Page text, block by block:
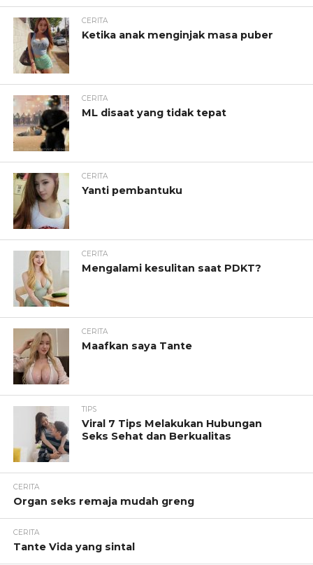
CERITA
Ketika anak menginjak masa puber
CERITA
ML disaat yang tidak tepat
CERITA
Yanti pembantuku
CERITA
Mengalami kesulitan saat PDKT?
CERITA
Maafkan saya Tante
TIPS
Viral 7 Tips Melakukan Hubungan
Seks Sehat dan Berkualitas
CERITA
Organ seks remaja mudah greng
CERITA
Tante Vida yang sintal